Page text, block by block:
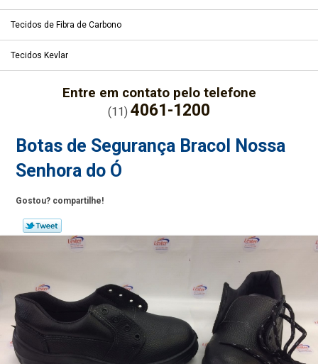
Tecidos de Fibra de Carbono
Tecidos Kevlar
Entre em contato pelo telefone
(11) 4061-1200
Botas de Segurança Bracol Nossa
Senhora do Ó
Gostou? compartilhe!